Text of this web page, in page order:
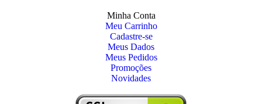
Minha Conta
Meu Carrinho
Cadastre-se
Meus Dados
Meus Pedidos
Promoções
Novidades